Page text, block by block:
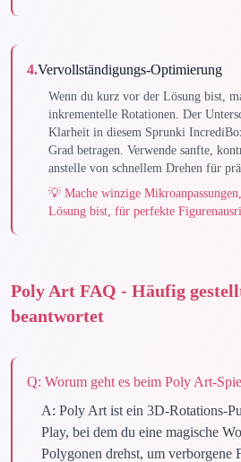
4.Vervollständigungs-Optimierung
Wenn du kurz vor der Lösung bist,
inkrementelle Rotationen. Der
Klarheit in diesem Sprunki
Grad betragen. Verwende sanfte,
anstelle von schnellem Drehen für
💡 Mache winzige
Lösung bist, für perfekte
Poly Art FAQ - Häufig
beantwortet
Q: Worum geht es beim Poly Art-
A: Poly Art ist ein 3D-Rotations-
Play, bei dem du eine magische
Polygonen drehst, um verborgene